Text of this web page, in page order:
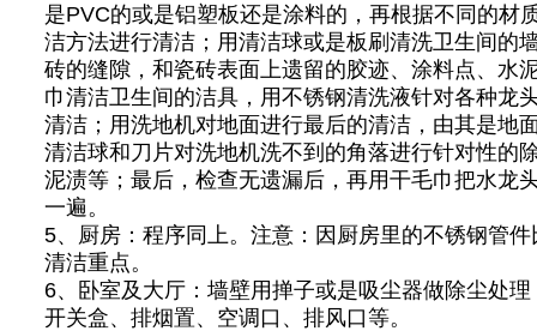
是PVC的或是铝塑板还是涂料的，再根据不同的材
洁方法进行清洁；用清洁球或是板刷清洗卫生间的
砖的缝隙，和瓷砖表面上遗留的胶迹、涂料点、水
巾清洁卫生间的洁具，用不锈钢清洗液针对各种龙
清洁；用洗地机对地面进行最后的清洁，由其是地
清洁球和刀片对洗地机洗不到的角落进行针对性的
泥渍等；最后，检查无遗漏后，再用干毛巾把水龙
一遍。
5、厨房：程序同上。注意：因厨房里的不锈钢管
清洁重点。
6、卧室及大厅：墙壁用掸子或是吸尘器做除尘处
开关盒、排烟置、空调口、排风口等。